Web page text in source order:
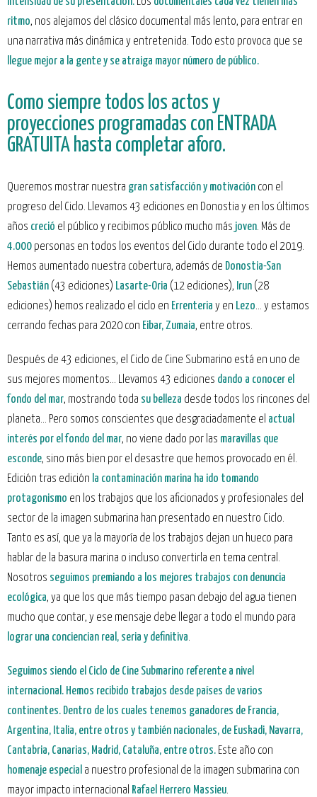
ritmo, nos alejamos del clásico documental más lento, para entrar en
una narrativa más dinámica y entretenida. Todo esto provoca que se
llegue mejor a la gente y se atraiga mayor número de público.
Como siempre todos los actos y
proyecciones programadas con ENTRADA
GRATUITA hasta completar aforo.
Queremos mostrar nuestra gran satisfacción y motivación con el
progreso del Ciclo. Llevamos 43 ediciones en Donostia y en los últimos
años creció el público y recibimos público mucho más joven. Más de
4.000 personas en todos los eventos del Ciclo durante todo el 2019.
Hemos aumentado nuestra cobertura, además de Donostia-San
Sebastián (43 ediciones) Lasarte-Oria (12 ediciones), Irun (28
ediciones) hemos realizado el ciclo en Errenteria y en Lezo… y estamos
cerrando fechas para 2020 con Eibar,Zumaia, entre otros.
Después de 43 ediciones, el Ciclo de Cine Submarino está en uno de
sus mejores momentos… Llevamos 43 ediciones dando a conocer el
fondo del mar, mostrando toda su belleza desde todos los rincones del
planeta… Pero somos conscientes que desgraciadamente el actual
interés por el fondo del mar, no viene dado por las maravillas que
esconde, sino más bien por el desastre que hemos provocado en él.
Edición tras edición la contaminación marina ha ido tomando
protagonismo en los trabajos que los aficionados y profesionales del
sector de la imagen submarina han presentado en nuestro Ciclo.
Tanto es así, que ya la mayoría de los trabajos dejan un hueco para
hablar de la basura marina o incluso convertirla en tema central.
Nosotros seguimos premiando a los mejores trabajos con denuncia
ecológica, ya que los que más tiempo pasan debajo del agua tienen
mucho que contar, y ese mensaje debe llegar a todo el mundo para
lograr una conciencian real, seria y definitiva.
Seguimos siendo el Ciclo de Cine Submarino referente a nivel
internacional. Hemos recibido trabajos desde países devarios
continentes. Dentro de los cuales tenemos ganadores de Francia,
Argentina, Italia, entre otros y también nacionales, de Euskadi, Navarra,
Cantabria, Canarias, Madrid, Cataluña, entre otros. Este año con
homenaje especial a nuestro profesional de la imagen submarina con
mayor impacto internacional Rafael Herrero Massieu.